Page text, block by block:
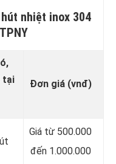
nhiệt inox 304
tại
Đơn giá (vnđ)
Giá từ 500.000
đến 1.000.000